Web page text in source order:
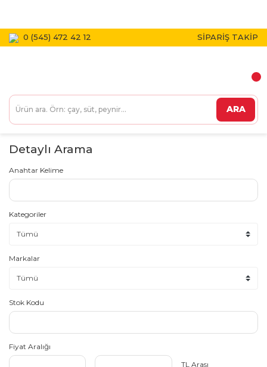
0 (545) 472 42 12 SİPARİŞ TAKİP
ARA
Detaylı Arama
Anahtar Kelime
Kategoriler
Markalar
Stok Kodu
Fiyat Aralığı
TL Arası